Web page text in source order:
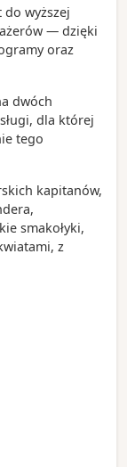
ulica miasta
obszar
manaty i
często
i
na
ośrodków
do wyższej
— dzięki
oraz
dwóch
dla której
tego
kapitanów,
smakołyki,
z